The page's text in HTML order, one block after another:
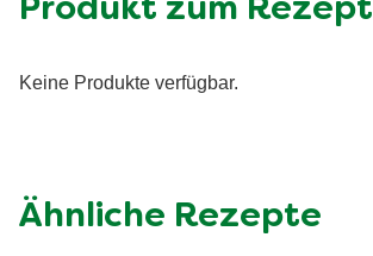
Produkt zum Rezept
Keine Produkte verfügbar.
Ähnliche Rezepte